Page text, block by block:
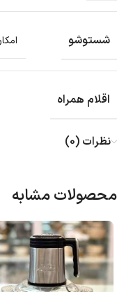
شستوشو
اقلام همراه
نظرات (0)
محصولات مشابه